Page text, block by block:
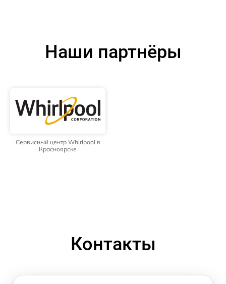
Наши партнёры
Сервисный центр Whirlpool в
Красноярске
Контакты